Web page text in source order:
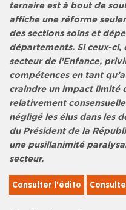
ternaire est à bout de
affiche une réforme
des sections soins et
départements. Si ceux-ci,
secteur de l’Enfance,
compétences en tant
craindre un impact limité
relativement
négligé les élus dans les
du Président de la
une pusillanimité
secteur.
Consulter l'édito